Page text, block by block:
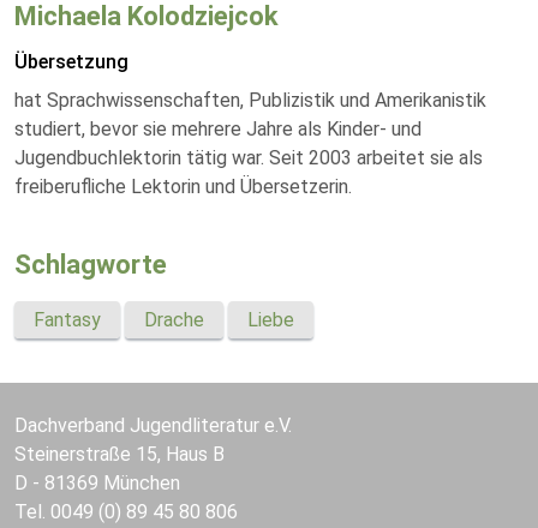
Michaela Kolodziejcok
Übersetzung
hat Sprachwissenschaften, Publizistik und Amerikanistik
studiert, bevor sie mehrere Jahre als Kinder- und
Jugendbuchlektorin tätig war. Seit 2003 arbeitet sie als
freiberufliche Lektorin und Übersetzerin.
Schlagworte
Fantasy Drache Liebe
Dachverband Jugendliteratur e.V.
Steinerstraße 15, Haus B
D - 81369 München
Tel. 0049 (0) 89 45 80 806